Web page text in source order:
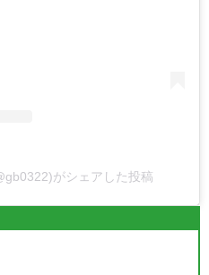
がシェアした投稿